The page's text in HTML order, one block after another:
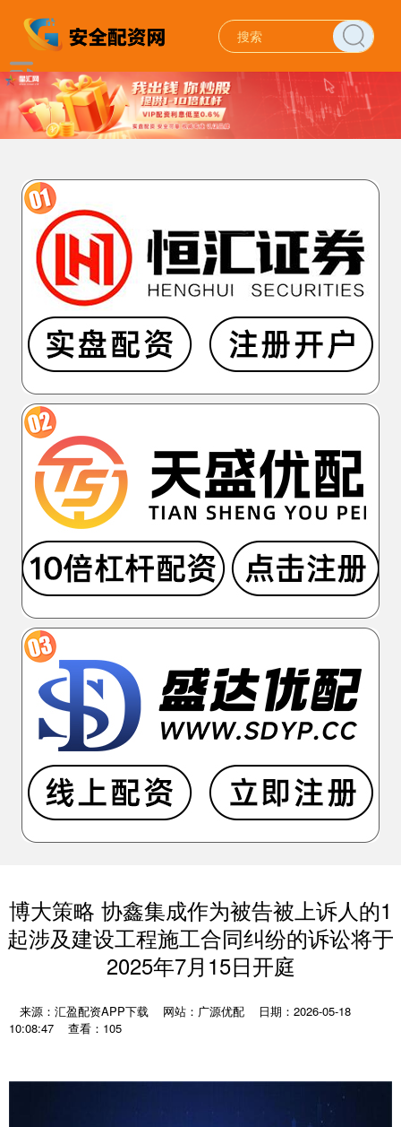
博大策略 协鑫集成作为被告被上诉人的1
起涉及建设工程施工合同纠纷的诉讼将于
2025年7月15日开庭
来源：汇盈配资APP下载 网站：广源优配
日期：2026-05-18
10:08:47
查看：105